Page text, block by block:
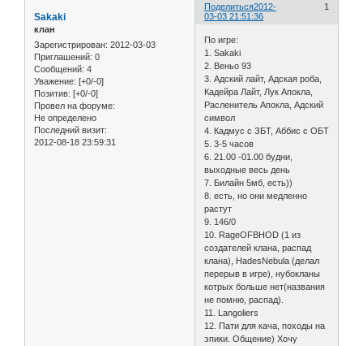
Поделиться 1
2012-
03-03 21:51:36
Sakaki
клан
Зарегистрирован: 2012-03-03
Приглашений: 0
Сообщений: 4
Уважение: [+0/-0]
Позитив: [+0/-0]
Провел на форуме:
Не определено
Последний визит:
2012-08-18 23:59:31
По игре:
1. Sakaki
2. Веньо 93
3. Адский лайт, Адская роба,
Кадейра Лайт, Лук Апокла,
Расленитель Апокла, Адский
символ
4. Кадмус с ЗБТ, Аббис с ОБТ
5. 3-5 часов
6. 21.00 -01.00 будни,
выходные весь день
7. Билайн 5мб, есть))
8. есть, но они медленно
растут
9. 146/0
10. RageOFBHOD (1 из
создателей клана, распад
клана), HadesNebula (делал
перерыв в игре), нубокланы
котрых больше нет(названия
не помню, распад).
11. Langoliers
12. Пати для кача, походы на
эпики. Общение) Хочу